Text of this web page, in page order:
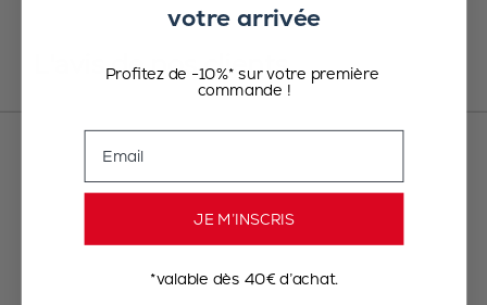
L'avis de nos clients
votre arrivée
Profitez de -10%* sur votre première
commande !
JE M’INSCRIS
*valable dès 40€ d’achat.